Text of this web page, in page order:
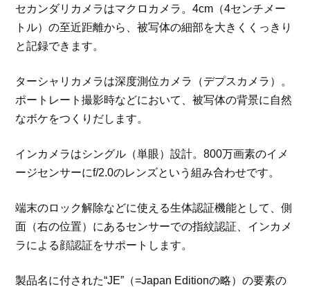
セカンダリカメラはマクロカメラ。4cm（4センチメー
トル）の至近距離から、被写体の細部を大きくくっきり
と記録できます。
ターシャリカメラは深度測位カメラ（デプスカメラ）。
ポートレート撮影時などにおいて、被写体の背景に自然
なボケをつくりだします。
インカメラはシングル（単眼）設計。800万画素のイメ
ージセンサーにf/2.0のレンズという組み合わせです。
端末のロック解除などに使える生体認証機能として、側
面（右の位置）にあるセンサーでの指紋認証、インカメ
ラによる顔認証をサポートします。
製品名に付された“JE”（=Japan Editionの略）の要素の